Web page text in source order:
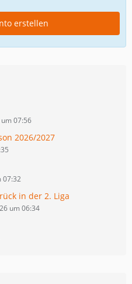
erstellen
07:56
2026/2027
07:32
in der 2. Liga
um 06:34